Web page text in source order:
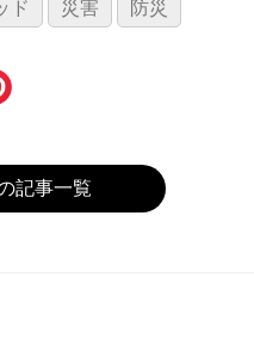
ド 災害 防災
記事一覧